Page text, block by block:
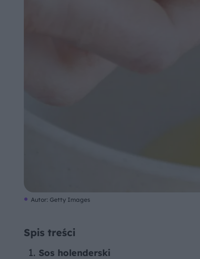
Autor: Getty Images
Spis treści
Sos holenderski